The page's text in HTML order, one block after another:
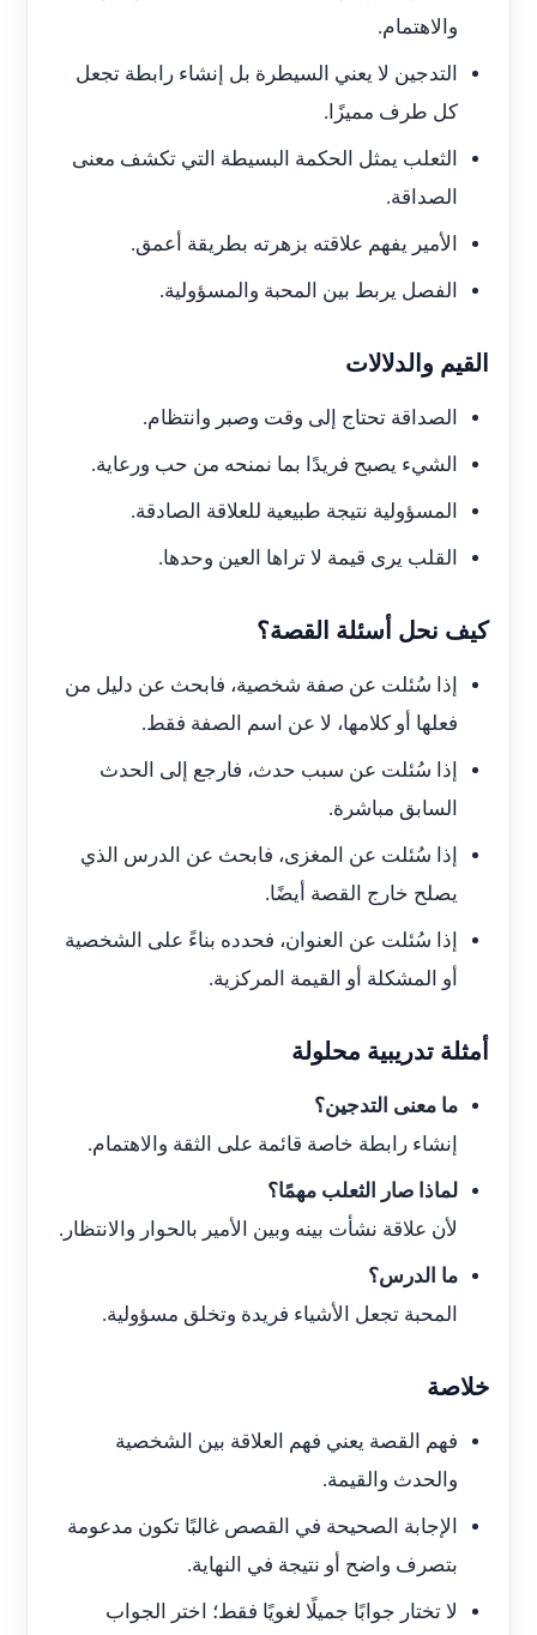
والاهتمام.
التدجين لا يعني السيطرة بل إنشاء رابطة تجعل
كل طرف مميزًا.
الثعلب يمثل الحكمة البسيطة التي تكشف معنى
الصداقة.
الأمير يفهم علاقته بزهرته بطريقة أعمق.
الفصل يربط بين المحبة والمسؤولية.
القيم والدلالات
الصداقة تحتاج إلى وقت وصبر وانتظام.
الشيء يصبح فريدًا بما نمنحه من حب ورعاية.
المسؤولية نتيجة طبيعية للعلاقة الصادقة.
القلب يرى قيمة لا تراها العين وحدها.
كيف نحل أسئلة القصة؟
إذا سُئلت عن صفة شخصية، فابحث عن دليل من
فعلها أو كلامها، لا عن اسم الصفة فقط.
إذا سُئلت عن سبب حدث، فارجع إلى الحدث
السابق مباشرة.
إذا سُئلت عن المغزى، فابحث عن الدرس الذي
يصلح خارج القصة أيضًا.
إذا سُئلت عن العنوان، فحدده بناءً على الشخصية
أو المشكلة أو القيمة المركزية.
أمثلة تدريبية محلولة
ما معنى التدجين؟
إنشاء رابطة خاصة قائمة على الثقة والاهتمام.
لماذا صار الثعلب مهمًا؟
لأن علاقة نشأت بينه وبين الأمير بالحوار والانتظار.
ما الدرس؟
المحبة تجعل الأشياء فريدة وتخلق مسؤولية.
خلاصة
فهم القصة يعني فهم العلاقة بين الشخصية
والحدث والقيمة.
الإجابة الصحيحة في القصص غالبًا تكون مدعومة
بتصرف واضح أو نتيجة في النهاية.
لا تختار جوابًا جميلًا لغويًا فقط؛ اختر الجواب